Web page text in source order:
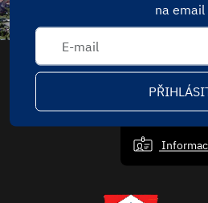
na email